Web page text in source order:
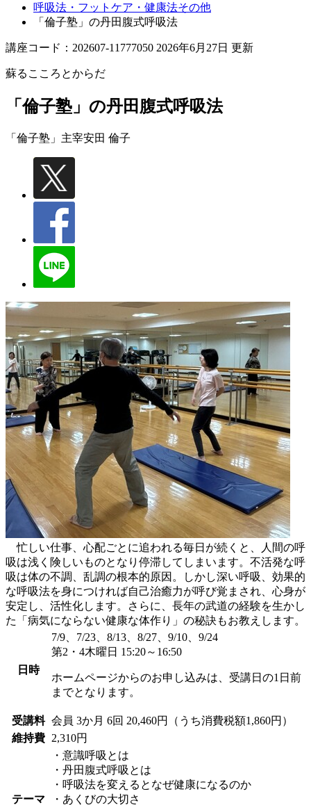
呼吸法・フットケア・健康法その他
「倫子塾」の丹田腹式呼吸法
講座コード：202607-11777050 2026年6月27日 更新
蘇るこころとからだ
「倫子塾」の丹田腹式呼吸法
「倫子塾」主宰安田 倫子
忙しい仕事、心配ごとに追われる毎日が続くと、人間の呼
吸は浅く険しいものとなり停滞してしまいます。不活発な呼
吸は体の不調、乱調の根本的原因。しかし深い呼吸、効果的
な呼吸法を身につければ自己治癒力が呼び覚まされ、心身が
安定し、活性化します。さらに、長年の武道の経験を生かし
た「病気にならない健康な体作り」の秘訣もお教えします。
日時
7/9、7/23、8/13、8/27、9/10、9/24
第2・4木曜日 15:20～16:50
ホームページからのお申し込みは、受講日の1日前
までとなります。
受講料 会員 3か月 6回 20,460円（うち消費税額1,860円）
維持費
2,310円
テーマ
・意識呼吸とは
・丹田腹式呼吸とは
・呼吸法を変えるとなぜ健康になるのか
・あくびの大切さ